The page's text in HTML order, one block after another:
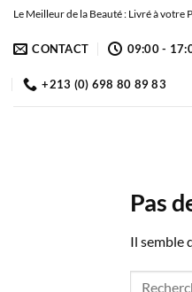
Passer
contenu
Le Meilleur de la Beauté : Livré à votre
CONTACT 09:00 -
+213 (0) 698 80 89 83
Pas
Il semble